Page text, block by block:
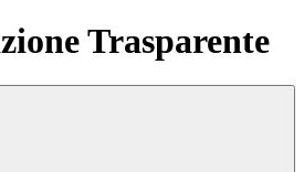
Trasparente